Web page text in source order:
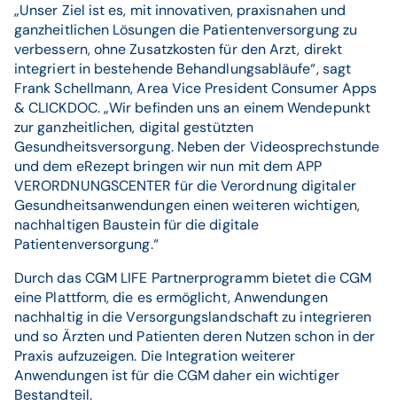
„Unser Ziel ist es, mit innovativen, praxisnahen und
ganzheitlichen Lösungen die Patientenversorgung zu
verbessern, ohne Zusatzkosten für den Arzt, direkt
integriert in bestehende Behandlungsabläufe“, sagt
Frank Schellmann, Area Vice President Consumer Apps
& CLICKDOC. „Wir befinden uns an einem Wendepunkt
zur ganzheitlichen, digital gestützten
Gesundheitsversorgung. Neben der Videosprechstunde
und dem eRezept bringen wir nun mit dem APP
VERORDNUNGSCENTER für die Verordnung digitaler
Gesundheitsanwendungen einen weiteren wichtigen,
nachhaltigen Baustein für die digitale
Patientenversorgung.“
Durch das CGM LIFE Partnerprogramm bietet die CGM
eine Plattform, die es ermöglicht, Anwendungen
nachhaltig in die Versorgungslandschaft zu integrieren
und so Ärzten und Patienten deren Nutzen schon in der
Praxis aufzuzeigen. Die Integration weiterer
Anwendungen ist für die CGM daher ein wichtiger
Bestandteil.